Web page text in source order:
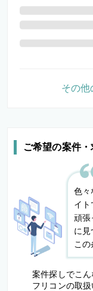
ご希望の案件
色々
イト
頑張
に見
この
案件探しでこ
フリコンの取
その他